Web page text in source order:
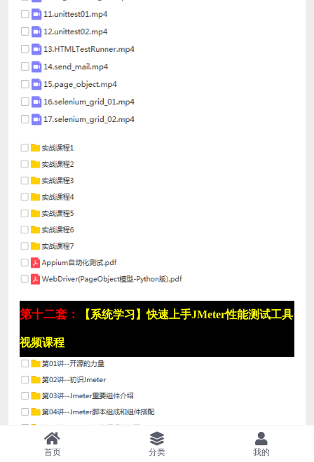
第十二套： 【系统学习】快速上手JMeter性能测试工具
视频课程
首页 分类 我的